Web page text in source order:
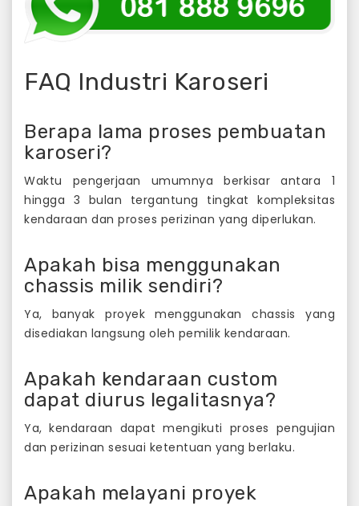
FAQ Industri Karoseri
Berapa lama proses pembuatan
karoseri?
Waktu pengerjaan umumnya berkisar antara 1
hingga 3 bulan tergantung tingkat kompleksitas
kendaraan dan proses perizinan yang diperlukan.
Apakah bisa menggunakan
chassis milik sendiri?
Ya, banyak proyek menggunakan chassis yang
disediakan langsung oleh pemilik kendaraan.
Apakah kendaraan custom
dapat diurus legalitasnya?
Ya, kendaraan dapat mengikuti proses pengujian
dan perizinan sesuai ketentuan yang berlaku.
Apakah melayani proyek